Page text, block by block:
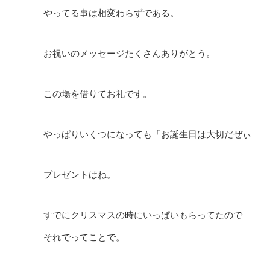
やってる事は相変わらずである。
お祝いのメッセージたくさんありがとう。
この場を借りてお礼です。
やっぱりいくつになっても「お誕生日は大切だぜぃ
プレゼントはね。
すでにクリスマスの時にいっぱいもらってたので
それでってことで。